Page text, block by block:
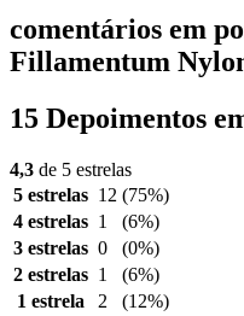
comentários em
Fillamentum
15 Depoimentos
4,3 de 5 estrelas
5 estrelas 12 (75%)
4 estrelas 1
(6%)
3 estrelas 0
(0%)
2 estrelas 1
(6%)
1 estrela
2 (12%)